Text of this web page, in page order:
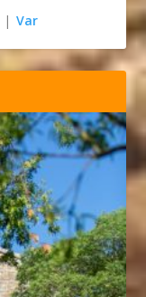
| Var